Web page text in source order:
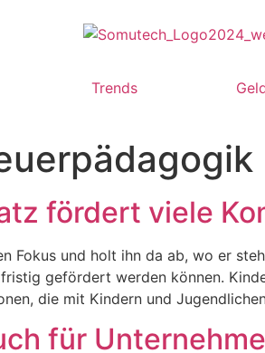
Trends
fördert viele
Fokus und holt ihn da ab, wo er
gefördert werden können.
die mit Kindern und
für